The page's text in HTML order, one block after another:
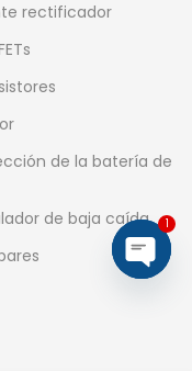
rectificador
de la batería de
de baja caída
1